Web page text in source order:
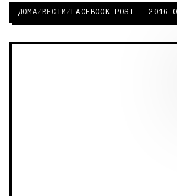
ДОМА/ВЕСТИ /FACEBOOK POST - 2016-